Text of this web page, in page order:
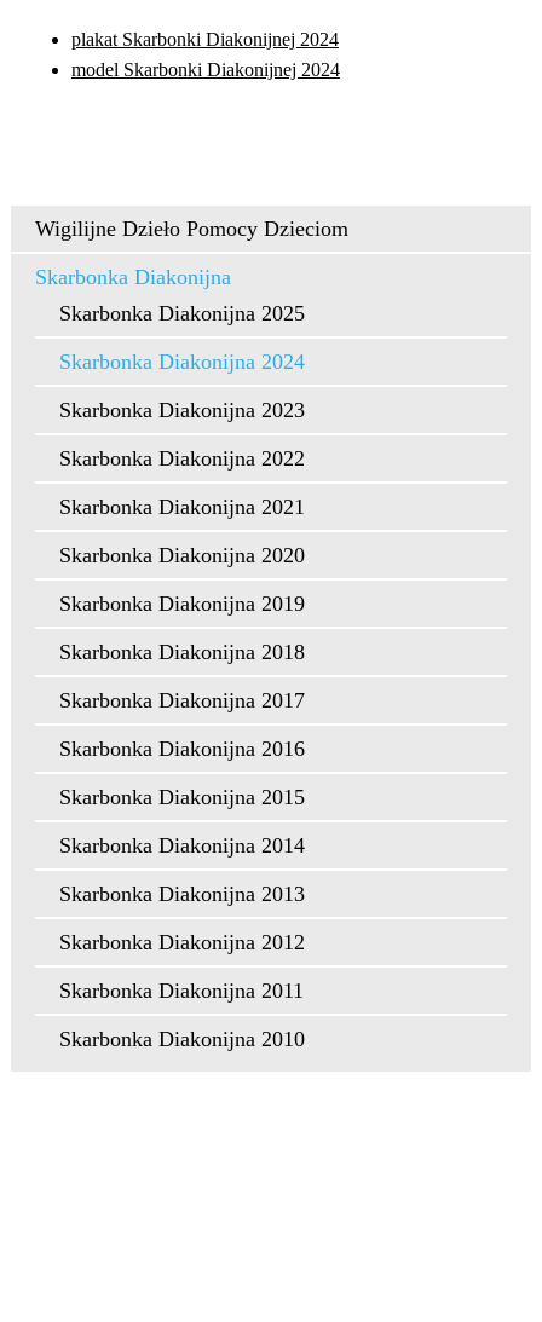
plakat Skarbonki Diakonijnej 2024
model Skarbonki Diakonijnej 2024
Wigilijne Dzieło Pomocy Dzieciom
Skarbonka Diakonijna
Skarbonka Diakonijna 2025
Skarbonka Diakonijna 2024
Skarbonka Diakonijna 2023
Skarbonka Diakonijna 2022
Skarbonka Diakonijna 2021
Skarbonka Diakonijna 2020
Skarbonka Diakonijna 2019
Skarbonka Diakonijna 2018
Skarbonka Diakonijna 2017
Skarbonka Diakonijna 2016
Skarbonka Diakonijna 2015
Skarbonka Diakonijna 2014
Skarbonka Diakonijna 2013
Skarbonka Diakonijna 2012
Skarbonka Diakonijna 2011
Skarbonka Diakonijna 2010